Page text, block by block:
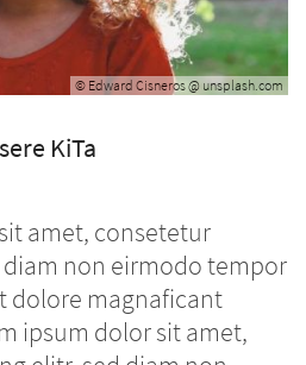
© Edward Cisneros @ unsplash.com
KiTa
amet, consetetur
diam non eirmodo tempor
dolore magnaficant
ipsum dolor sit amet,